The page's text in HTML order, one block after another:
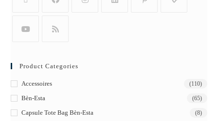
Product Categories
Accessoires (110)
Bèn-Esta (65)
Capsule Tote Bag Bèn-Esta (8)